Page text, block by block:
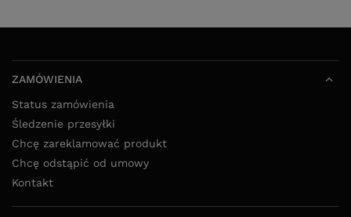
ZAMÓWIENIA
Status zamówienia
Śledzenie przesyłki
Chcę zareklamować produkt
Chcę odstąpić od umowy
Kontakt